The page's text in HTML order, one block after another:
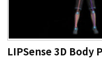
LIPSense 3D Body